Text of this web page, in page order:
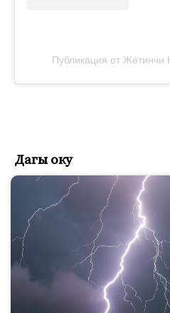
Публикация от Жетинчи
Дагы оку